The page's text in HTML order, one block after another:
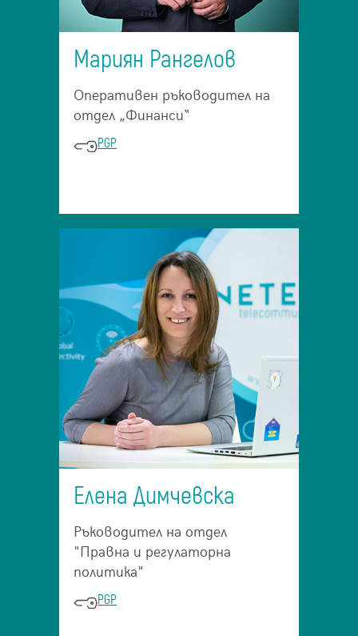
Мариян Рангелов
Оперативен ръководител на
отдел „Финанси“
PGP
Елена Димчевска
Ръководител на отдел
"Правна и регулаторна
политика"
PGP